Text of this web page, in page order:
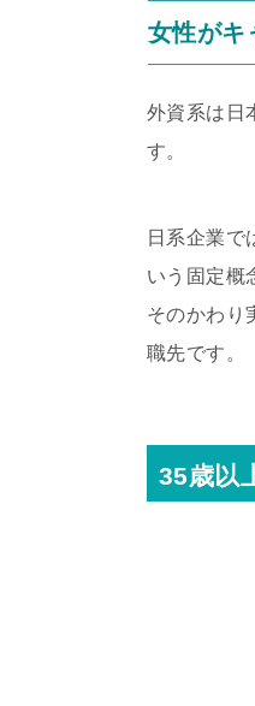
女性がキ
外資系は日
す。
日系企業で
いう固定概
そのかわり
職先です。
35歳以